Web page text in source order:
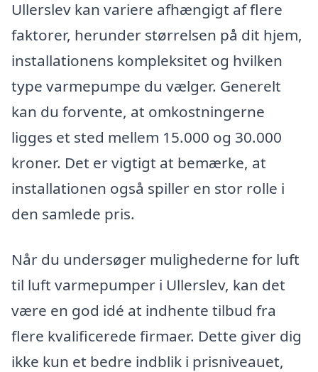
Ullerslev kan variere afhængigt af flere
faktorer, herunder størrelsen på dit hjem,
installationens kompleksitet og hvilken
type varmepumpe du vælger. Generelt
kan du forvente, at omkostningerne
ligges et sted mellem 15.000 og 30.000
kroner. Det er vigtigt at bemærke, at
installationen også spiller en stor rolle i
den samlede pris.
Når du undersøger mulighederne for luft
til luft varmepumper i Ullerslev, kan det
være en god idé at indhente tilbud fra
flere kvalificerede firmaer. Dette giver dig
ikke kun et bedre indblik i prisniveauet,